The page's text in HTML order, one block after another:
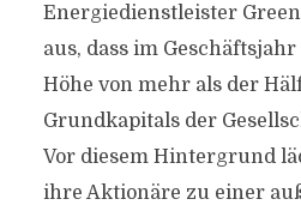
Energiedienstleister
aus, dass im
Höhe von mehr als der
Grundkapitals der
Vor diesem Hintergrund
ihre Aktionäre zu einer